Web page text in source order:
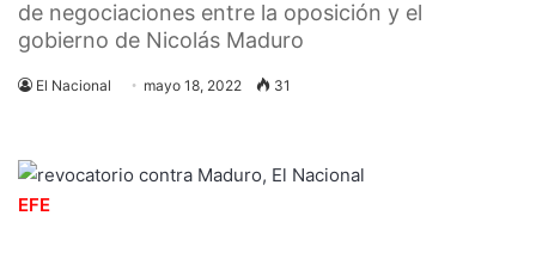
de negociaciones entre la oposición y el
gobierno de Nicolás Maduro
El Nacional mayo 18, 2022 31
EFE